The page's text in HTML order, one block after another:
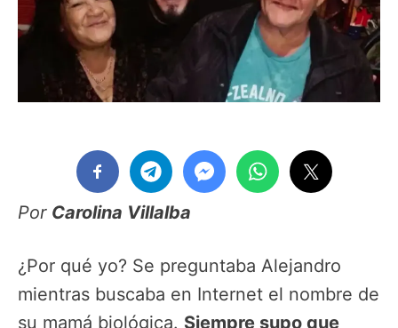
Por Carolina Villalba
¿Por qué yo? Se preguntaba Alejandro
mientras buscaba en Internet el nombre de
su mamá biológica. Siempre supo que